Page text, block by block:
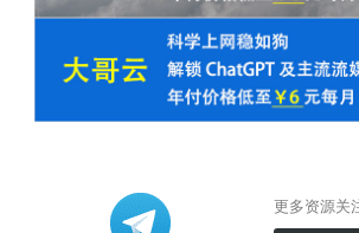
更多资源关